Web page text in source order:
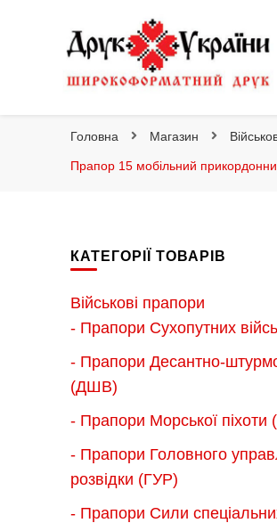
Друк України
Головна Магазин
Прапор 15 мобільний
КАТЕГОРІЇ ТОВАРІВ
Військові прапори
- Прапори Сухопутних
- Прапори Десантно-
(ДШВ)
- Прапори Морської
- Прапори Головного
розвідки (ГУР)
- Прапори Сили